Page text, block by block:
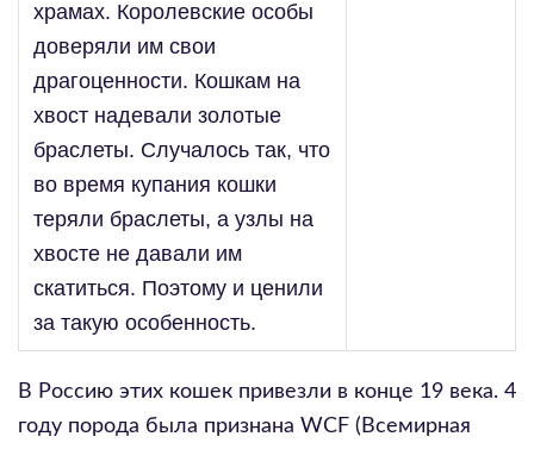
храмах. Королевские особы
доверяли им свои
драгоценности. Кошкам на
хвост надевали золотые
браслеты. Случалось так, что
во время купания кошки
теряли браслеты, а узлы на
хвосте не давали им
скатиться. Поэтому и ценили
за такую особенность.
В Россию этих кошек привезли в конце 19 века. 4
году порода была признана WCF (Всемирная